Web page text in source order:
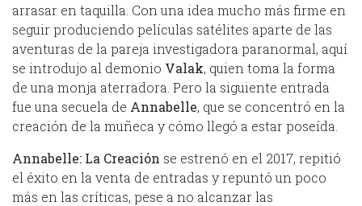
arrasar en taquilla. Con una idea mucho más firme en
seguir produciendo películas satélites aparte de las
aventuras de la pareja investigadora paranormal, aquí
se introdujo al demonio Valak, quien toma la forma
de una monja aterradora. Pero la siguiente entrada
fue una secuela de Annabelle, que se concentró en la
creación de la muñeca y cómo llegó a estar poseída.
Annabelle: La Creación se estrenó en el 2017, repitió
el éxito en la venta de entradas y repuntó un poco
más en las críticas, pese a no alcanzar las